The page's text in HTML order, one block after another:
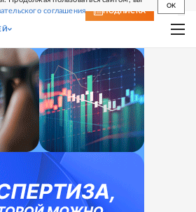
соглашения
OK
ПОДПИСКА